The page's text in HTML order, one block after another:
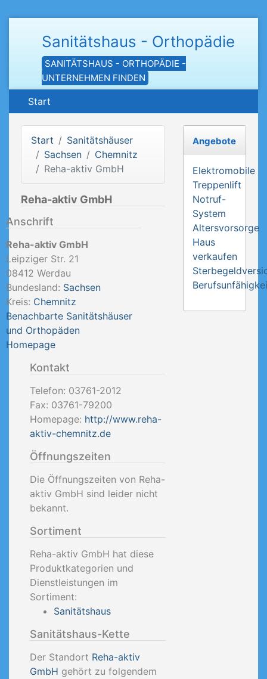
Sanitätshaus - Orthopädie
SANITÄTSHAUS - ORTHOPÄDIE -
UNTERNEHMEN FINDEN
Start
Start
Sanitätshäuser
Sachsen
Chemnitz
Reha-aktiv GmbH
Reha-aktiv GmbH
Anschrift
Reha-aktiv GmbH
Leipziger Str. 21
08412 Werdau
Bundesland: Sachsen
Kreis: Chemnitz
Benachbarte Sanitätshäuser
und Orthopäden
Homepage
Kontakt
Telefon: 03761-2012
Fax: 03761-79200
Homepage: http://www.reha-
aktiv-chemnitz.de
Öffnungszeiten
Die Öffnungszeiten von Reha-
aktiv GmbH sind leider nicht
bekannt.
Sortiment
Reha-aktiv GmbH hat diese
Produktkategorien und
Dienstleistungen im
Sortiment:
Sanitätshaus
Sanitätshaus-Kette
Der Standort Reha-aktiv
GmbH gehört zu folgendem
Angebote
Elektromobile
Treppenlift
Notruf-
System
Altersvorsorge
Haus
verkaufen